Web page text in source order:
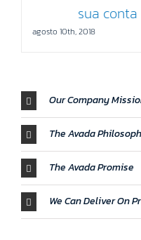
sua
agosto 10th, 2018
Our Company
The Avada
The Avada Promise
We Can Deliver On